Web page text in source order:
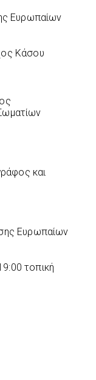
Ευρωπαίων
Κάσου
και
Ευρωπαίων
τοπική